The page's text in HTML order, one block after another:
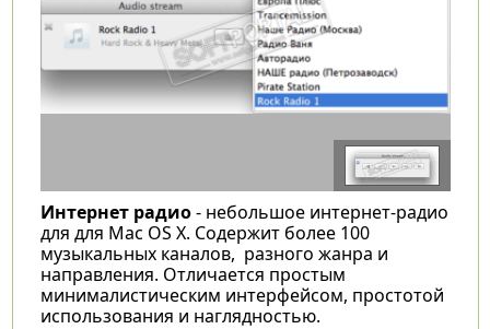
Интернет радио- небольшое интернет-радио
для для Mac OS X. Содержит более 100
музыкальных каналов, разного жанра и
направления. Отличается простым
минималистическим интерфейсом, простотой
использования и наглядностью.